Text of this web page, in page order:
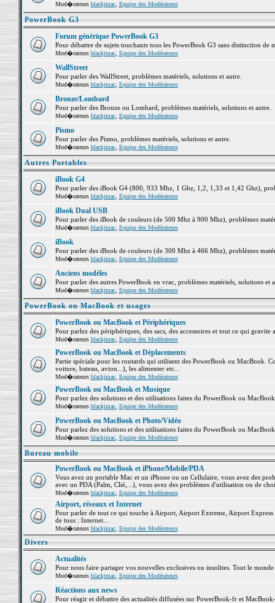
Mod�rateurs blackjmac, Equipe des Modérateurs
PowerBook G3
Forum générique PowerBook G3
Pour débattre de sujets touchants tous les PowerBook G3 sans distinction de
Mod�rateurs blackjmac, Equipe des Modérateurs
WallStreet
Pour parler des WallStreet, problèmes matériels, solutions et autre.
Mod�rateurs blackjmac, Equipe des Modérateurs
Bronze/Lombard
Pour parler des Bronze ou Lombard, problèmes matériels, solutions et autre.
Mod�rateurs blackjmac, Equipe des Modérateurs
Pismo
Pour parler des Pismo, problèmes matériels, solutions et autre.
Mod�rateurs blackjmac, Equipe des Modérateurs
Autres Portables
iBook G4
Pour parler des iBook G4 (800, 933 Mhz, 1 Ghz, 1,2, 1,33 et 1,42 Ghz),
Mod�rateurs blackjmac, Equipe des Modérateurs
iBook Dual USB
Pour parler des iBook de couleurs (de 500 Mhz à 900 Mhz), problèmes
Mod�rateurs blackjmac, Equipe des Modérateurs
iBook
Pour parler des iBook de couleurs (de 300 Mhz à 466 Mhz), problèmes
Mod�rateurs blackjmac, Equipe des Modérateurs
Anciens modèles
Pour parler des autres PowerBook en vrac, problèmes matériels, solutions et
Mod�rateurs blackjmac, Equipe des Modérateurs
PowerBook ou MacBook et usages
PowerBook ou MacBook et Périphériques
Pour parlez des périphériques, des sacs, des accessoires et tout ce qui
Mod�rateurs blackjmac, Equipe des Modérateurs
PowerBook ou MacBook et Déplacements
Partie spéciale pour les routards qui utilisent des PowerBook ou MacBook.
voiture, bateau, avion...), les alimenter etc...
Mod�rateurs blackjmac, Equipe des Modérateurs
PowerBook ou MacBook et Musique
Pour parlez des solutions et des utilisations faites du PowerBook ou
Mod�rateurs blackjmac, Equipe des Modérateurs
PowerBook ou MacBook et Photo/Vidéo
Pour parlez des solutions et des utilisations faites du PowerBook ou
Mod�rateurs blackjmac, Equipe des Modérateurs
Bureau mobile
PowerBook ou MacBook et iPhone/Mobile/PDA
Vous avez un portable Mac et un iPhone ou un Cellulaire, vous avez des
avec un PDA (Palm, Clié,...), vous avez des problèmes d'utilisation ou de
Mod�rateurs blackjmac, Equipe des Modérateurs
Airport, réseaux et Internet
Pour parler de tout ce qui touche à Airport, Airport Extreme, Airport
de tous : Internet...
Mod�rateurs blackjmac, Equipe des Modérateurs
Divers
Actualités
Pour nous faire partager vos nouvelles exclusives ou insolites. Tout le
Mod�rateurs blackjmac, Equipe des Modérateurs
Réactions aux news
Pour réagir et débattre des actualités diffusées sur PowerBook-fr et